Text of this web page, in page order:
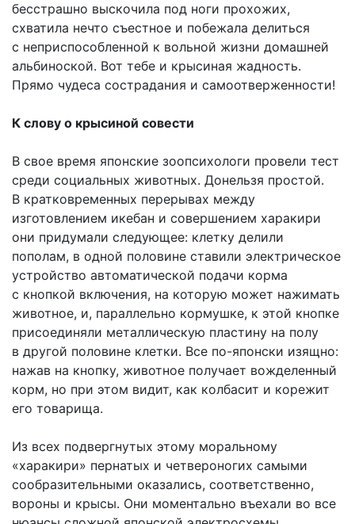
бесстрашно выскочила под ноги прохожих,
схватила нечто съестное и побежала делиться
с неприспособленной к вольной жизни домашней
альбиноской. Вот тебе и крысиная жадность.
Прямо чудеса сострадания и самоотверженности!
К слову о крысиной совести
В свое время японские зоопсихологи провели тест
среди социальных животных. Донельзя простой.
В кратковременных перерывах между
изготовлением икебан и совершением харакири
они придумали следующее: клетку делили
пополам, в одной половине ставили электрическое
устройство автоматической подачи корма
с кнопкой включения, на которую может нажимать
животное, и, параллельно кормушке, к этой кнопке
присоединяли металлическую пластину на полу
в другой половине клетки. Все по-японски изящно:
нажав на кнопку, животное получает вожделенный
корм, но при этом видит, как колбасит и корежит
его товарища.
Из всех подвергнутых этому моральному
«харакири» пернатых и четвероногих самыми
сообразительными оказались, соответственно,
вороны и крысы. Они моментально въехали во все